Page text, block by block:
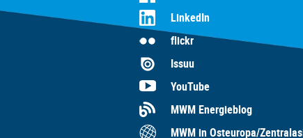
LinkedIn
flickr
Issuu
YouTube
MWM Energieblog
MWM in Osteuropa/